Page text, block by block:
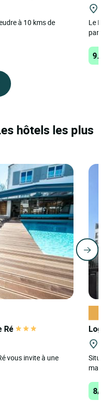
à 10 kms de
Le
hôtels les plus
Ré
vous invite à une
8/